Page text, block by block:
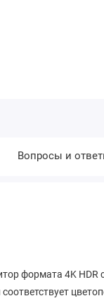
Вопросы и
формата 4K